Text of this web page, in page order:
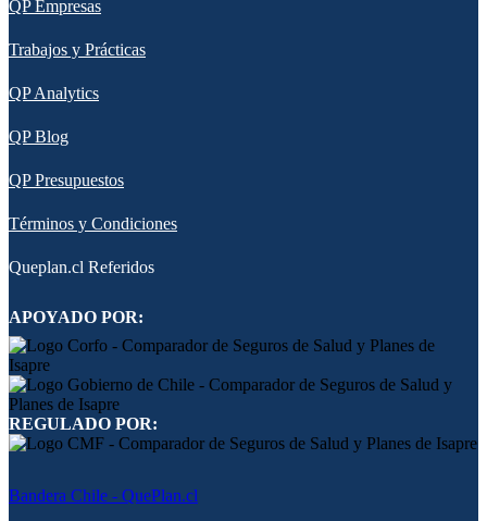
QP Empresas
Trabajos y Prácticas
QP Analytics
QP Blog
QP Presupuestos
Términos y Condiciones
Queplan.cl Referidos
APOYADO POR:
REGULADO POR:
Bandera Chile - QuePlan.cl